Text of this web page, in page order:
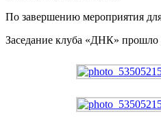
По завершению мероприятия
Заседание клуба «ДНК» прошло